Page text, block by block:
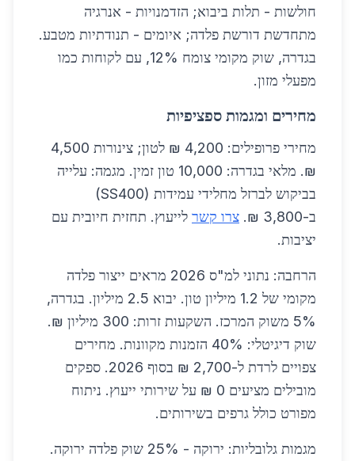
חולשות - תלות ביבוא; הזדמנויות - אנרגיה
מתחדשת דורשת פלדה; איומים - תנודתיות מטבע.
בגדרה, שוק מקומי צומח 12%, עם לקוחות כמו
מפעלי מזון.
מחירים ומגמות ספציפיות
מחירי פרופילים: 4,200 ₪ לטון; צינורות 4,500
₪. מלאי בגדרה: 10,000 טון זמין. מגמה: עלייה
בביקוש לברזל מחלידי עמידות (SS400)
ב-3,800 ₪.
צרו קשר לייעוץ. תחזית חיובית עם
יציבות.
הרחבה: נתוני למ"ס 2026 מראים ייצור פלדה
מקומי של 1.2 מיליון טון. יבוא 2.5 מיליון. בגדרה,
5% משוק המרכז. השקעות זרות: 300 מיליון ₪.
שוק דיגיטלי: 40% הזמנות מקוונות. מחירים
צפויים לרדת ל-2,700 ₪ בסוף 2026. ספקים
מובילים מציעים 0 ₪ על שירותי ייעוץ. ניתוח
מפורט כולל גרפים בשירותים.
מגמות גלובליות: ירוקה - 25% שוק פלדה ירוקה.